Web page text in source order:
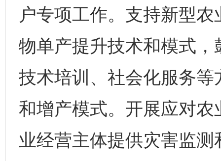
户专项工作。支持新型
物单产提升技术和模式
技术培训、社会化服务
和增产模式。开展应对
业经营主体提供灾害监